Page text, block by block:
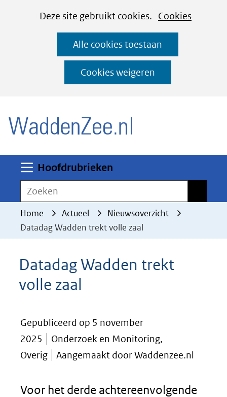
CookiesDeze site gebruikt cookies. Cookies
deze
worden
toegestaan
geweigerd.
Alle cookies toestaan
Cookies weigeren
Ga
naar
de
inhoud
Hoofdrubrieken
Zoeken
Home Actueel
Nieuwsoverzicht
Datadag Wadden trekt volle zaal
Datadag Wadden trekt
volle zaal
Gepubliceerd op 5 november
2025
Onderzoek en Monitoring,
Overig
Aangemaakt door Waddenzee.nl
Voor het derde achtereenvolgende